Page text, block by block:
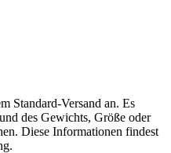
Standard-Versand an. Es
des Gewichts, Größe oder
Diese Informationen findest